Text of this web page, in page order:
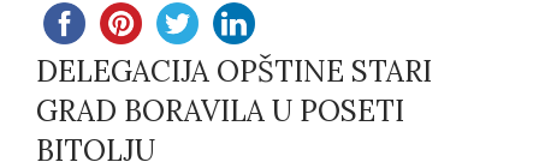
DELEGACIJA OPŠTINE STARI
GRAD BORAVILA U POSETI
BITOLJU